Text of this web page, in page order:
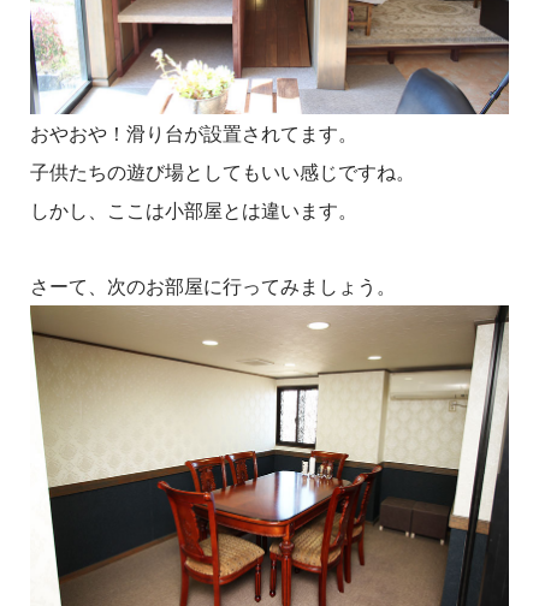
おやおや！滑り台が設置されてます。
子供たちの遊び場としてもいい感じですね。
しかし、ここは小部屋とは違います。
さーて、次のお部屋に行ってみましょう。